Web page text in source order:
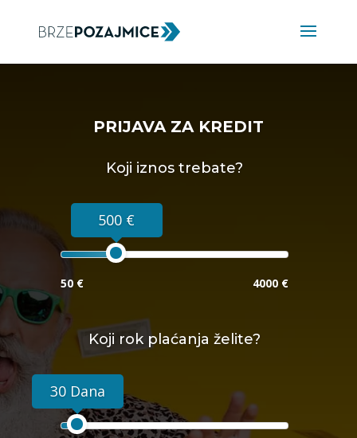
PRIJAVA ZA KREDIT
Koji iznos trebate?
500 €
50 € 4000 €
Koji rok plaćanja želite?
30 Dana